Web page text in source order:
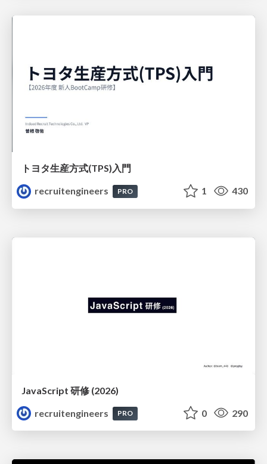
トヨタ⽣産⽅式(TPS)⼊⾨
recruitengineers
PRO 1 430
JavaScript 研修 (2026)
recruitengineers
PRO 0 290